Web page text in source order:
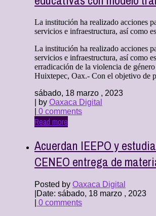
La institución ha realizado acciones
servicios e infraestructura, así como
La institución ha realizado acciones
servicios e infraestructura, así como
erradicación de la violencia de
Huixtepec, Oax.- Con el objetivo de
sábado, 18 marzo , 2023
| by Oaxaca Digital
0 comments
Read more
Acuerdan IEEPO y
CENEO entrega de
Posted by Oaxaca Digital
Date: sábado, 18 marzo , 2023
0 comments